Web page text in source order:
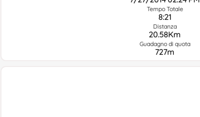
Tempo Totale
8:21
Distanza
20.58Km
Guadagno di quota
727m